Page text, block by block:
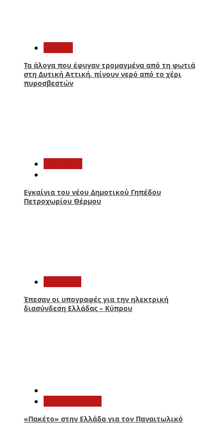
Τα άλογα που έφυγαν τρομαγμένα από τη φωτιά
στη Δυτική Αττική, πίνουν νερό από το χέρι
πυροσβεστών
Εγκαίνια του νέου Δημοτικού Γηπέδου
Πετροχωρίου Θέρμου
Έπεσαν οι υπογραφές για την ηλεκτρική
διασύνδεση Ελλάδας – Κύπρου
«Πακέτο» στην Ελλάδα για τον Παναιτωλικό